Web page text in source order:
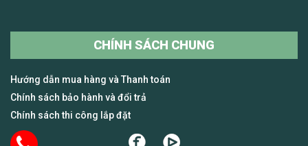
CHÍNH SÁCH CHUNG
Hướng dẫn mua hàng và Thanh toán
Chính sách bảo hành và đổi trả
Chính sách thi công lắp đặt